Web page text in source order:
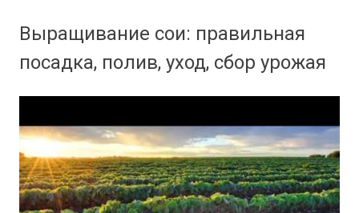
Выращивание сои: правильная
посадка, полив, уход, сбор урожая